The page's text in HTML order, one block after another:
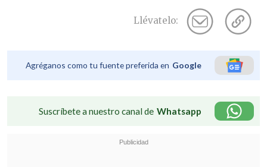
Llévatelo:
Agréganos como tu fuente preferida en Google
Suscríbete a nuestro canal de Whatsapp